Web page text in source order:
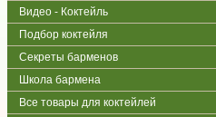
Видео - Коктейль
Подбор коктейля
Секреты барменов
Школа бармена
Все товары для коктейлей